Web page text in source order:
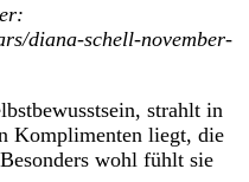
diana-schell-november-
strahlt in
Komplimenten liegt, die
wohl fühlt sie